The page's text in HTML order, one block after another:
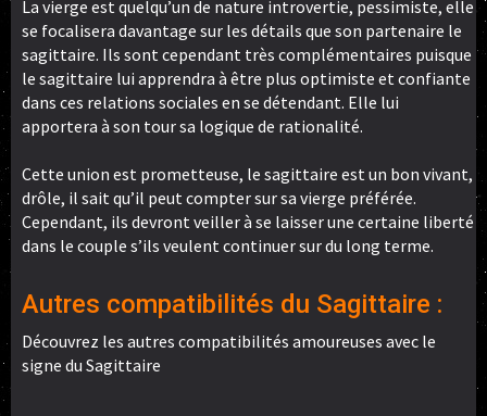
La vierge est quelqu’un de nature introvertie, pessimiste, elle
se focalisera davantage sur les détails que son partenaire le
sagittaire. Ils sont cependant très complémentaires puisque
le sagittaire lui apprendra à être plus optimiste et confiante
dans ces relations sociales en se détendant. Elle lui
apportera à son tour sa logique de rationalité.
Cette union est prometteuse, le sagittaire est un bon vivant,
drôle, il sait qu’il peut compter sur sa vierge préférée.
Cependant, ils devront veiller à se laisser une certaine liberté
dans le couple s’ils veulent continuer sur du long terme.
Autres compatibilités du Sagittaire :
Découvrez les autres compatibilités amoureuses avec le
signe du Sagittaire